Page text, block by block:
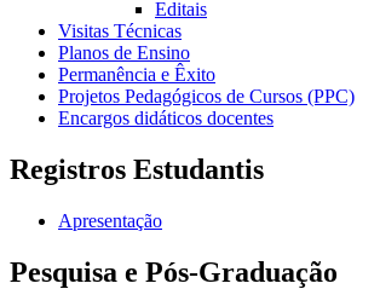
Editais
Visitas Técnicas
Planos de Ensino
Permanência e Êxito
Projetos Pedagógicos de Cursos (PPC)
Encargos didáticos docentes
Registros Estudantis
Apresentação
Pesquisa e Pós-Graduação